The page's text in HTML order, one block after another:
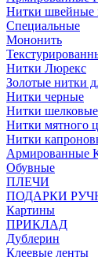
Нитки швейные
Специальные
Мононить
Нитки Люрекс
Золотые нитки
Нитки черные
Нитки шелковые
Нитки мятного
Нитки
Армированные
Обувные
ПЛЕЧИ
ПОДАРКИ
Картины
ПРИКЛАД
Дублерин
Клеевые ленты